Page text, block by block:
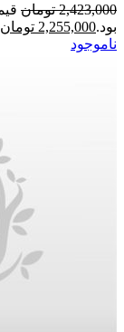
2,423,000 تومان
بود.2,255,000 تومان
ناموجود